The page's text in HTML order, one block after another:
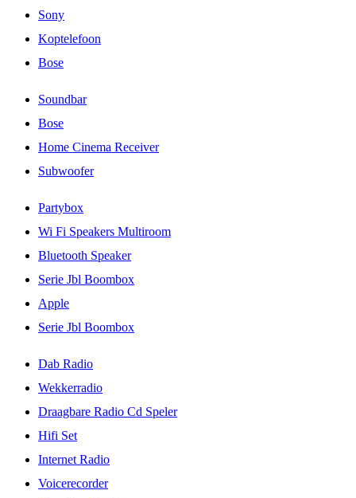
Sony
Koptelefoon
Bose
Soundbar
Bose
Home Cinema Receiver
Subwoofer
Partybox
Wi Fi Speakers Multiroom
Bluetooth Speaker
Serie Jbl Boombox
Apple
Serie Jbl Boombox
Dab Radio
Wekkerradio
Draagbare Radio Cd Speler
Hifi Set
Internet Radio
Voicerecorder